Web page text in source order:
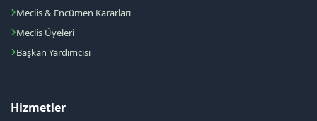
Meclis & Encümen Kararları
Meclis Üyeleri
Başkan Yardımcısı
Hizmetler